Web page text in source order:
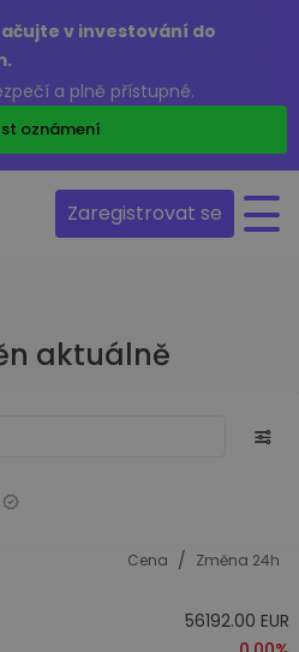
v investování do
a plně přístupné.
oznámení
Zaregistrovat se
aktuálně
Cena / Změna 24h
56192.00 EUR